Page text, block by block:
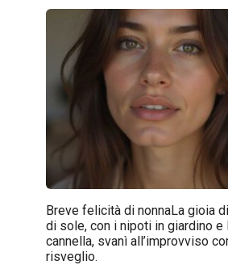
Breve felicità di nonnaLa gioia
di sole, con i nipoti in giardino e
cannella, svanì all’improvviso
risveglio.